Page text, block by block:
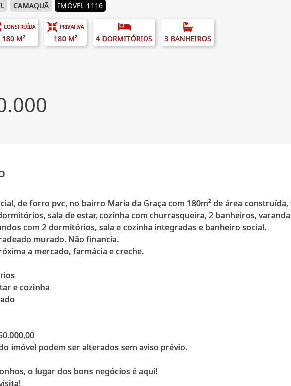
CAMAQUÃ IMÓVEL 1116
CONSTRUÍDA
180 M²
PRIVATIVA
180 M² 4 DORMITÓRIOS 3 BANHEIROS
de forro pvc, no bairro Maria da Graça com 180m² de área
sala de estar, cozinha com churrasqueira, 2 banheiros,
com 2 dormitórios, sala e cozinha integradas e banheiro social.
murado. Não financia.
a mercado, farmácia e creche.
e cozinha
imóvel podem ser alterados sem aviso prévio.
o lugar dos bons negócios é aqui!